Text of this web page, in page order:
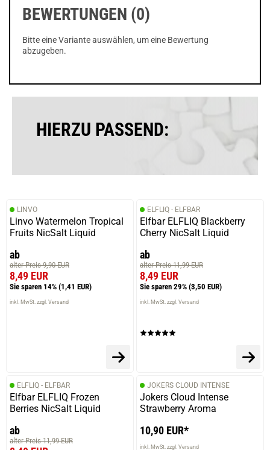
BEWERTUNGEN (0)
Bitte eine Variante auswählen, um eine Bewertung
abzugeben.
HIERZU PASSEND:
LINVO
Linvo Watermelon Tropical
Fruits NicSalt Liquid
ab
alter Preis 9,90 EUR
8,49 EUR
Sie sparen 14% (1,41 EUR)
inkl. MwSt. zzgl. Versand
ELFLIQ - ELFBAR
Elfbar ELFLIQ Blackberry
Cherry NicSalt Liquid
ab
alter Preis 11,99 EUR
8,49 EUR
Sie sparen 29% (3,50 EUR)
inkl. MwSt. zzgl. Versand
ELFLIQ - ELFBAR
Elfbar ELFLIQ Frozen
Berries NicSalt Liquid
ab
alter Preis 11,99 EUR
JOKERS CLOUD INTENSE
Jokers Cloud Intense
Strawberry Aroma
10,90 EUR*
inkl. MwSt. zzgl. Versand